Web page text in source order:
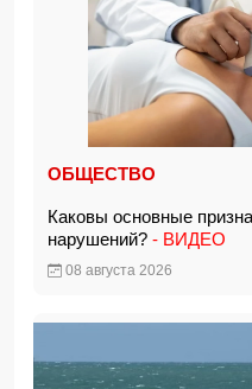
ОБЩЕСТВО
Каковы основные
нарушений? - ВИДЕО
08 августа 2026